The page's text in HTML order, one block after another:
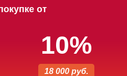
от
10%
18 000 руб.